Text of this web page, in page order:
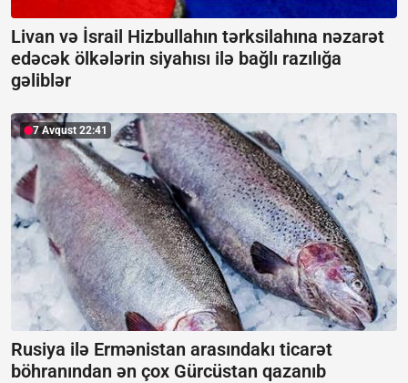
Livan və İsrail Hizbullahın tərksilahına nəzarət
edəcək ölkələrin siyahısı ilə bağlı razılığa
gəliblər
7 Avqust 22:41
Rusiya ilə Ermənistan arasındakı ticarət
böhranından ən çox Gürcüstan qazanıb